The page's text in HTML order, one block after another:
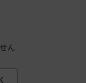
ん